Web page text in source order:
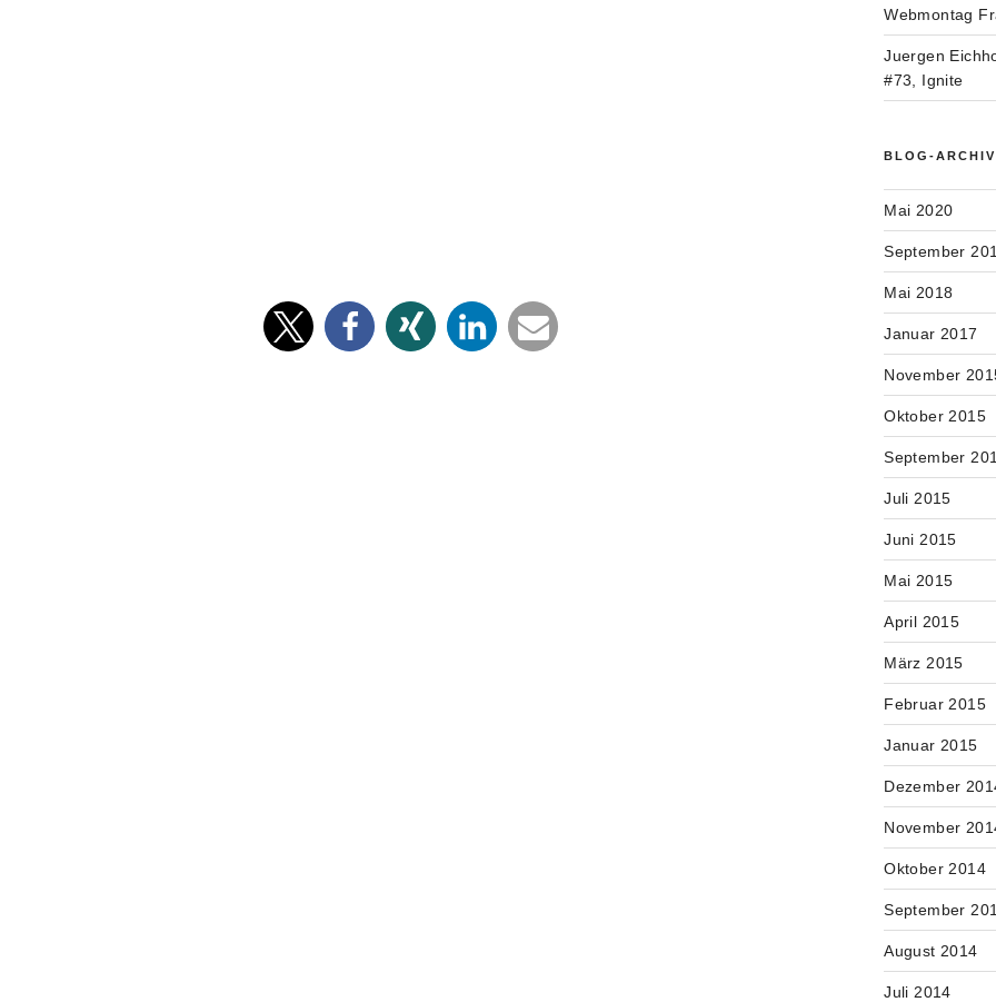
Webmontag
Juergen
#73, Ignite
BLOG-ARCHIV
Mai 2020
September
Mai 2018
Januar 2017
November
Oktober 2015
September
Juli 2015
Juni 2015
Mai 2015
April 2015
März 2015
Februar 2015
Januar 2015
Dezember
November
Oktober 2014
September
August 2014
Juli 2014